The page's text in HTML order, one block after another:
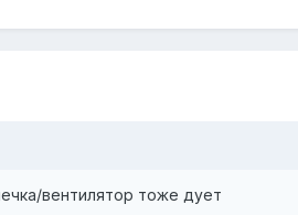
вентилятор тоже дует